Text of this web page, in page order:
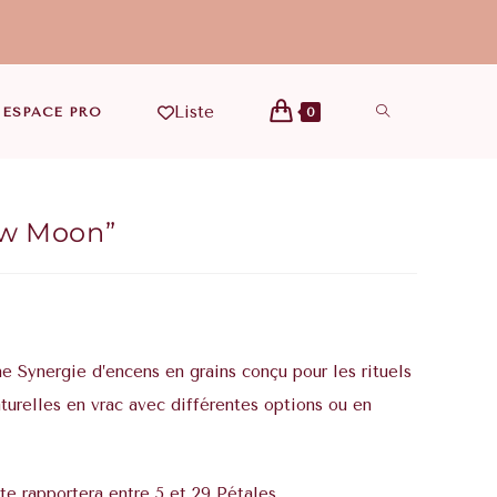
ESPACE PRO Liste 0
Moon”
Synergie d’encens en grains conçu pour les rituels
en vrac avec différentes options ou en